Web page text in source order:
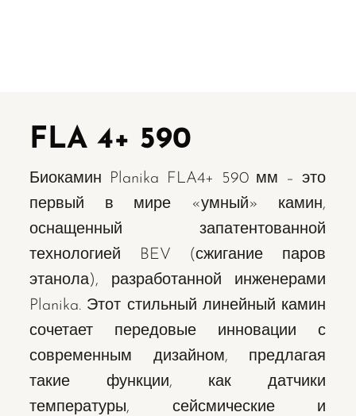
FLA 4+ 590
Биокамин Planika FLA4+ 590 мм – это
первый в мире «умный» камин,
оснащенный запатентованной
технологией BEV (сжигание паров
этанола), разработанной инженерами
Planika. Этот стильный линейный камин
сочетает передовые инновации с
современным дизайном, предлагая
такие функции, как датчики
температуры, сейсмические и